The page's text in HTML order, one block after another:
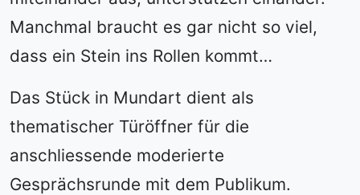
Manchmal braucht es gar nicht so viel,
dass ein Stein ins Rollen kommt…
Das Stück in Mundart dient als
thematischer Türöffner für die
anschliessende moderierte
Gesprächsrunde mit dem Publikum.